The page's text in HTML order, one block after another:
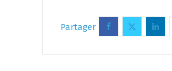
Partager